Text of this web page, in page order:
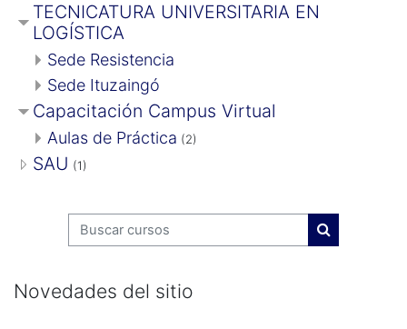
TECNICATURA UNIVERSITARIA EN
LOGÍSTICA
Sede Resistencia
Sede Ituzaingó
Capacitación Campus Virtual
Aulas de Práctica (2)
SAU (1)
Buscar cursos
Buscar
Novedades del sitio